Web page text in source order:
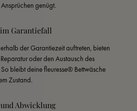
genügt.
Garantiefall
der Garantiezeit auftreten, bieten
oder den Austausch des
bleibt deine fleuresse® Bettwäsche
Zustand.
Abwicklung